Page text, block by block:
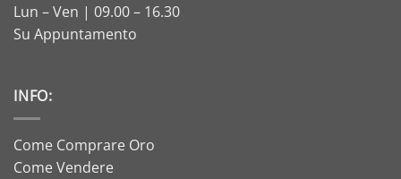
Lun – Ven | 09.00 – 16.30
Su Appuntamento
INFO:
Come Comprare Oro
Come Vendere